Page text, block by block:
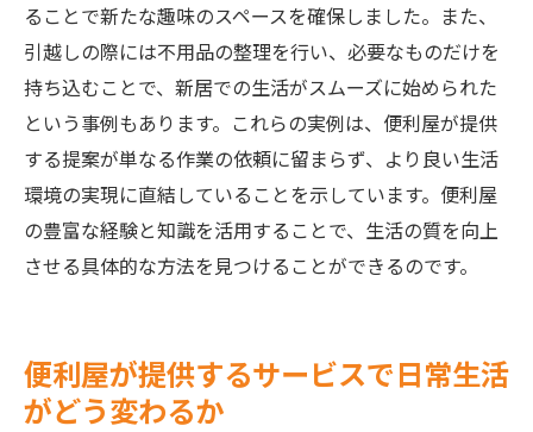
ることで新たな趣味のスペースを確保しました。また、
引越しの際には不用品の整理を行い、必要なものだけを
持ち込むことで、新居での生活がスムーズに始められた
という事例もあります。これらの実例は、便利屋が提供
する提案が単なる作業の依頼に留まらず、より良い生活
環境の実現に直結していることを示しています。便利屋
の豊富な経験と知識を活用することで、生活の質を向上
させる具体的な方法を見つけることができるのです。
便利屋が提供するサービスで日常生活
がどう変わるか